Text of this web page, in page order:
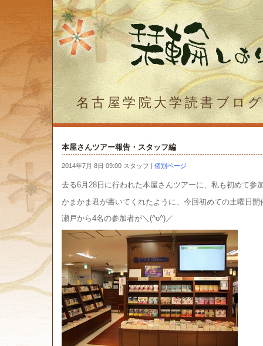
名古屋学院大学読書ブロ
本屋さんツアー報告・スタッフ編
2014年7月 8日 09:00 スタッフ | 個別ページ
去る6月28日に行われた本屋さんツアーに、私も初めて参
かまかま君が書いてくれたように、今回初めての土曜日開
瀬戸から4名の参加者が＼(^o^)／